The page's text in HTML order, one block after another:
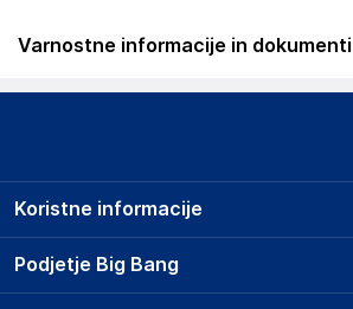
Varnostne informacije in dokumenti
Podatki o proizvajalcu
D-R-O Sp. z o.o. Sp.k
China
Podjetje Big Bang
Koristne informacije
Prodajna mesta